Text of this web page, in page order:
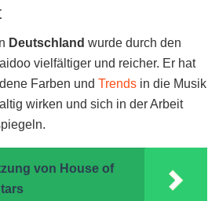
Deutschland wurde durch den
vielfältiger und reicher. Er hat
Farben und Trends in die Musik
wirken und sich in der Arbeit
von House of